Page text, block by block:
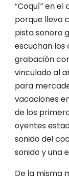
“Coquí” en
porque lleva
pista sonora
escuchan los
grabación
vinculado al
para
vacaciones
de los
oyentes
sonido del
sonido y una
De la misma